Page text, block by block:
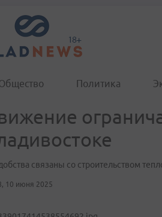
Политика
связаны со строительством
10 июня 2025